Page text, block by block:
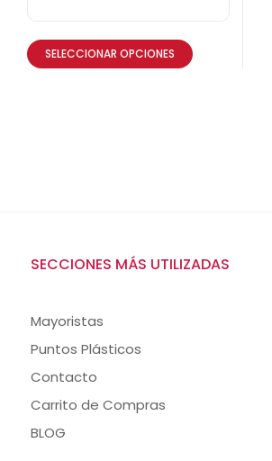
SELECCIONAR OPCIONES
SECCIONES MÁS UTILIZADAS
Mayoristas
Puntos Plásticos
Contacto
Carrito de Compras
BLOG